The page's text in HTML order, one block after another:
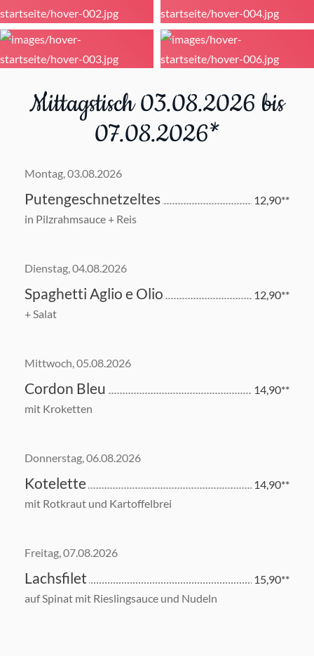
Mittagstisch 03.08.2026 bis
07.08.2026*
Montag, 03.08.2026
Putengeschnetzeltes
12,90**
in Pilzrahmsauce + Reis
Dienstag, 04.08.2026
Spaghetti Aglio e Olio
12,90**
+ Salat
Mittwoch, 05.08.2026
Cordon Bleu
14,90**
mit Kroketten
Donnerstag, 06.08.2026
Kotelette
14,90**
mit Rotkraut und Kartoffelbrei
Freitag, 07.08.2026
Lachsfilet
15,90**
auf Spinat mit Rieslingsauce und Nudeln